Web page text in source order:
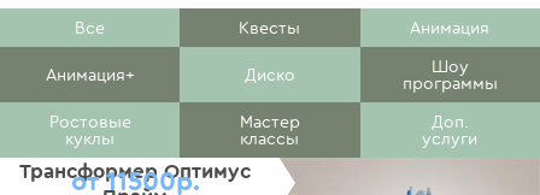
Все Квесты Анимация
Анимация+ Диско Шоу
программы
Ростовые
куклы
Мастер
классы
Доп.
услуги
Трансформер Оптимус
от 11500р.